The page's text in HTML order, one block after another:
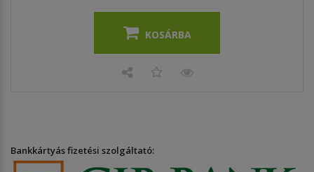
KOSÁRBA
Bankkártyás fizetési szolgáltató: